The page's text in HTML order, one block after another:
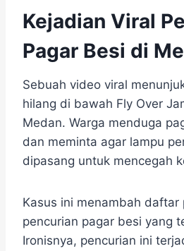
Kejadian Viral
Pagar Besi di
Sebuah video viral
hilang di bawah Fly Over
Medan. Warga menduga
dan meminta agar lampu
dipasang untuk mencegah
Kasus ini menambah daftar
pencurian pagar besi yang
Ironisnya, pencurian ini